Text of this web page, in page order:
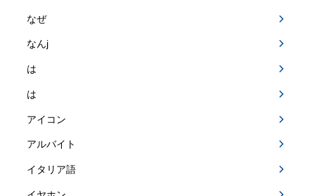
なぜ
なんj
は
は
アイコン
アルバイト
イタリア語